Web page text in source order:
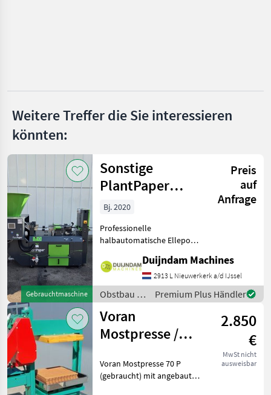
Weitere Treffer die Sie interessieren
könnten:
Gebrauchtmaschine
Sonstige
PlantPaper
Semi-Automatic
Preis
auf
Anfrage
Bj. 2020
Professionelle
halbautomatische Ellepot
Papiertopfmaschine mit 4
Produktionslinien, Baujahr
2020.Die Maschine befindet
sich in gutem Zustand und
wurde nur
Duijndam Machines
2913 L Nieuwerkerk a/d IJssel
Obstbau /
Sonstige
Premium Plus Händler
Voran
Mostpresse /
2.850
€
MwSt nicht
ausweisbar
Voran Mostpresse 70 P
(gebraucht) mit angebauter